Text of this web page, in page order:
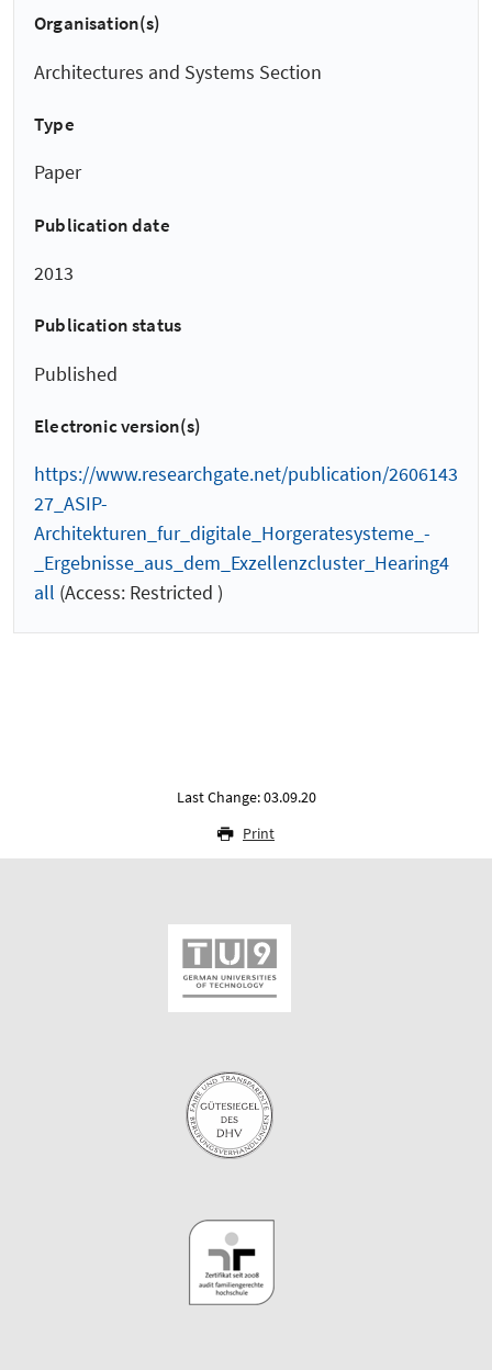
Organisation(s)
Architectures and Systems Section
Type
Paper
Publication date
2013
Publication status
Published
Electronic version(s)
https://www.researchgate.net/publication/2606143
27_ASIP-
Architekturen_fur_digitale_Horgeratesysteme_-
_Ergebnisse_aus_dem_Exzellenzcluster_Hearing4
all (Access: Restricted )
Last Change: 03.09.20
Print